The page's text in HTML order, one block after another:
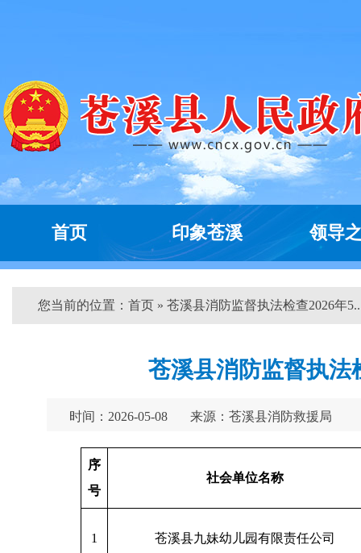
首页 印象苍溪 领导
您当前的位置： 首页 » 苍溪县消防监督执法检查2026年
苍溪县消防监督执法
时间：2026-05-08 来源：苍溪县消防救援局
序
号
社会单位名称
1 苍溪县九妹幼儿园有限责任公司